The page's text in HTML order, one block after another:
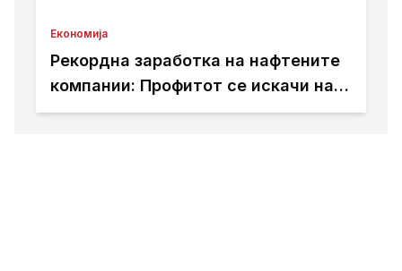
Економија
Рекордна заработка на нафтените
компании: Профитот се искачи на
93 милијарди долари